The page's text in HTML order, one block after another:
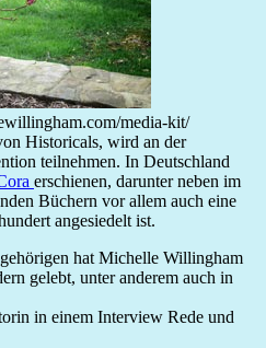
media-kit/
Historicals, wird an der
teilnehmen. In Deutschland
erschienen, darunter neben im
Büchern vor allem auch eine
angesiedelt ist.
hat Michelle Willingham
gelebt, unter anderem auch in
in einem Interview Rede und